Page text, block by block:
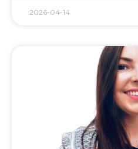
2026-04-14